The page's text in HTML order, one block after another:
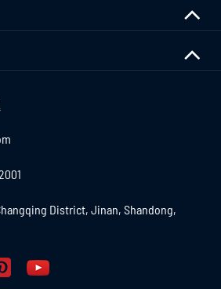
District, Jinan, Shandong,